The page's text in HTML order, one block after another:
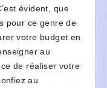
évident, que
pour ce genre de
votre budget en
au
de réaliser votre
au